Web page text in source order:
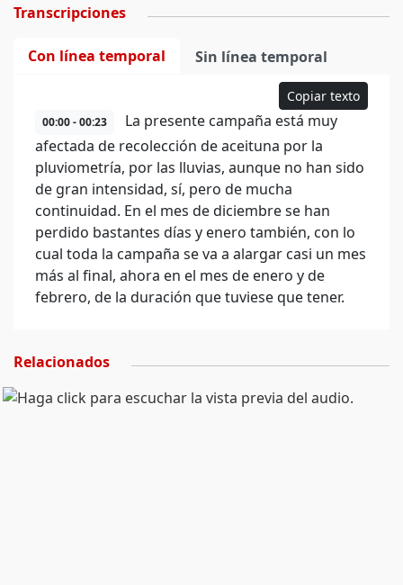
Transcripciones
Con línea temporal Sin línea temporal
Copiar texto
00:00 - 00:23
La presente campaña está muy
afectada de recolección de aceituna por la
pluviometría, por las lluvias, aunque no han sido
de gran intensidad, sí, pero de mucha
continuidad. En el mes de diciembre se han
perdido bastantes días y enero también, con lo
cual toda la campaña se va a alargar casi un mes
más al final, ahora en el mes de enero y de
febrero, de la duración que tuviese que tener.
Relacionados